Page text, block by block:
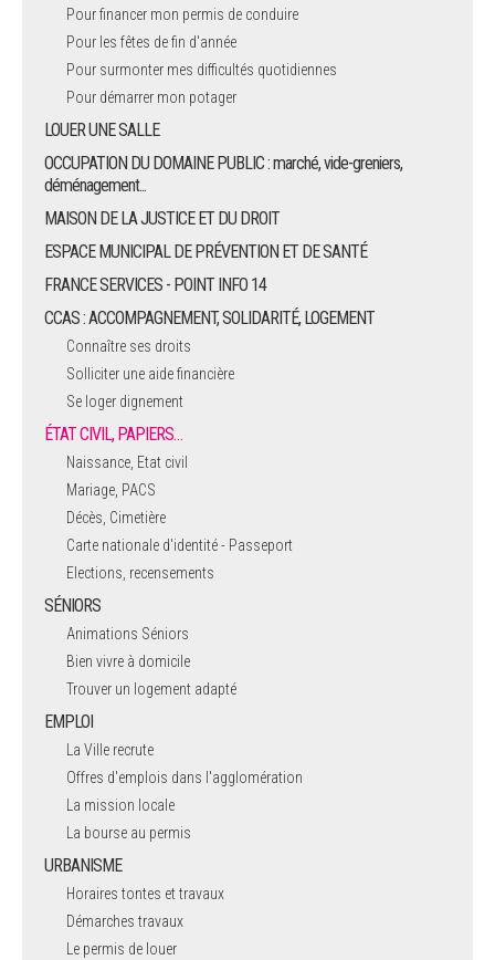
Pour financer mon permis de conduire
Pour les fêtes de fin d'année
Pour surmonter mes difficultés quotidiennes
Pour démarrer mon potager
LOUER UNE SALLE
OCCUPATION DU DOMAINE PUBLIC : marché, vide-greniers,
déménagement...
MAISON DE LA JUSTICE ET DU DROIT
ESPACE MUNICIPAL DE PRÉVENTION ET DE SANTÉ
FRANCE SERVICES - POINT INFO 14
CCAS : ACCOMPAGNEMENT, SOLIDARITÉ, LOGEMENT
Connaître ses droits
Solliciter une aide financière
Se loger dignement
ÉTAT CIVIL, PAPIERS…
Naissance, Etat civil
Mariage, PACS
Décès, Cimetière
Carte nationale d'identité - Passeport
Elections, recensements
SÉNIORS
Animations Séniors
Bien vivre à domicile
Trouver un logement adapté
EMPLOI
La Ville recrute
Offres d'emplois dans l'agglomération
La mission locale
La bourse au permis
URBANISME
Horaires tontes et travaux
Démarches travaux
Le permis de louer